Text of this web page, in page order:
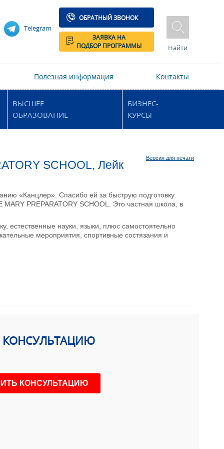
Telegram
ОБРАТНЫЙ ЗВОНОК
ЗАЯВКА НА
ПОДБОР ПРОГРАММЫ
Найти
Полезная информация Контакты
ВЫСШЕЕ
ОБРАЗОВАНИЕ
БИЗНЕС-
КУРСЫ
Версия для печати
SCHOOL, Лейк
«Канцлер». Спасибо ей за быструю подготовку
PREPARATORY SCHOOL. Это частная школа, в
естественные науки, языки, плюс самостоятельно
мероприятия, спортивные состязания и
КОНСУЛЬТАЦИЮ